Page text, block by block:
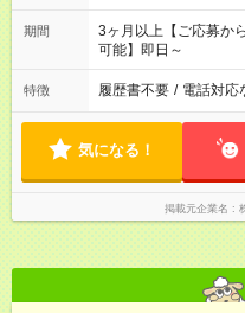
期間
3ヶ月以上【ご応募か
可能】即日～
特徴 履歴書不要 / 電話対応
気になる！
掲載元企業名